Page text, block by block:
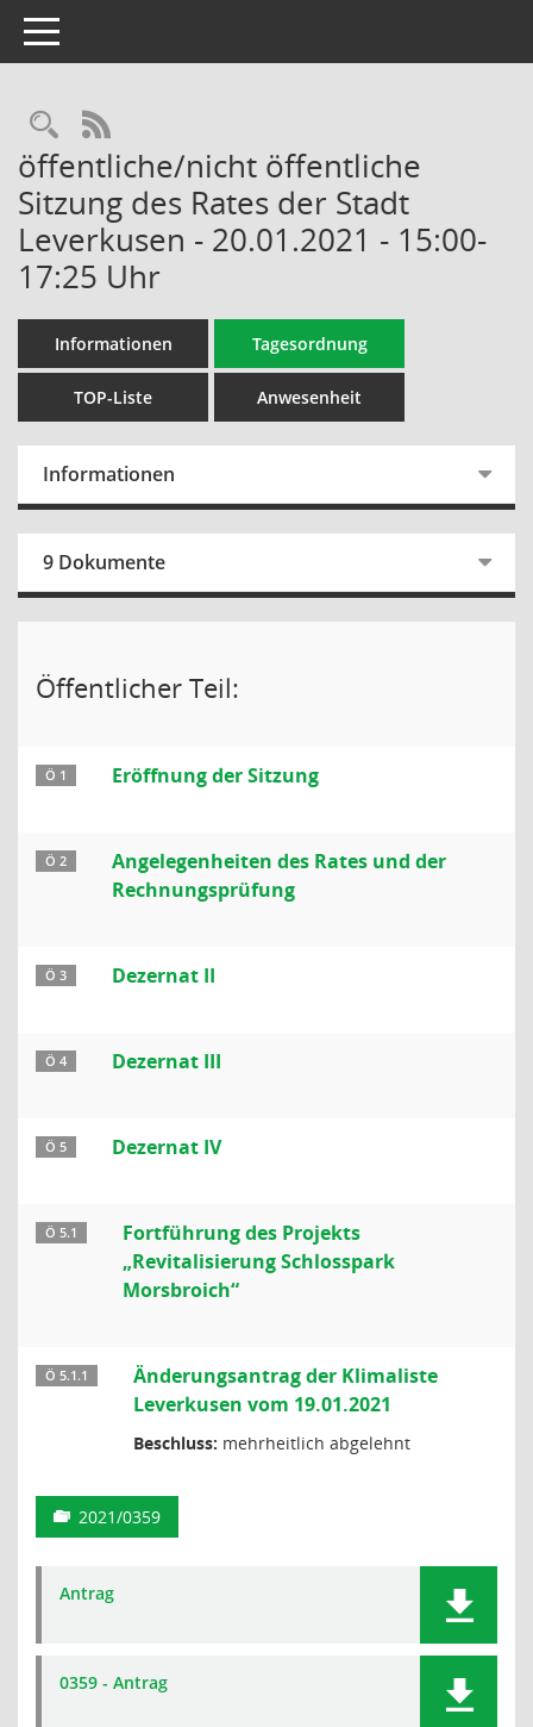
Toggle navigation
Rechercheauswahl
RSS-Feed
öffentliche/nicht öffentliche
Sitzung des Rates der Stadt
Leverkusen - 20.01.2021 - 15:00-
17:25 Uhr
Informationen Tagesordnung
TOP-Liste Anwesenheit
Informationen
9 Dokumente
Öffentlicher Teil:
Ö 1 Eröffnung der Sitzung
Ö 2
Angelegenheiten des Rates und der
Rechnungsprüfung
Ö 3 Dezernat II
Ö 4 Dezernat III
Ö 5 Dezernat IV
Ö 5.1
Fortführung des Projekts
„Revitalisierung Schlosspark
Morsbroich“
Ö 5.1.1
Änderungsantrag der Klimaliste
Leverkusen vom 19.01.2021
Beschluss: mehrheitlich abgelehnt
2021/0359
Antrag
0359 - Antrag